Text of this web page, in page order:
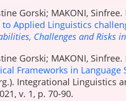
Gorski; MAKONI, Sinfree.
Applied Linguistics
Challenges and Risks
Gorski; MAKONI, Sinfree.
Frameworks in Language
Integrational Linguistics
v. 1, p. 70-90.